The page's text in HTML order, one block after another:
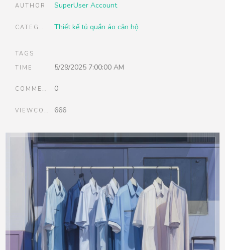
AUTHOR SuperUser Account
CATEGORIES Thiết kế tủ quần áo căn hộ
TAGS
TIME
5/29/2025 7:00:00 AM
COMMENTS 0
VIEWCOUNT 666